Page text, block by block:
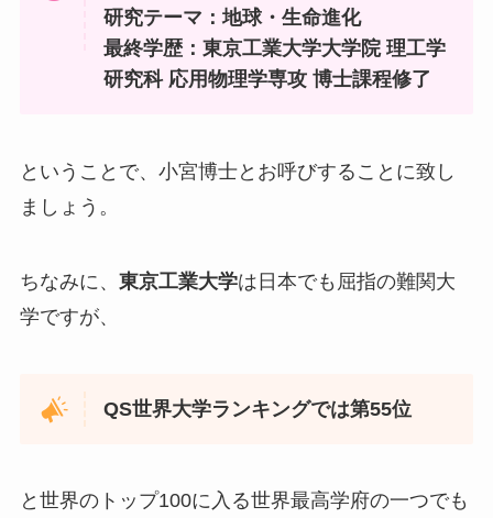
研究テーマ：地球・生命進化
最終学歴：東京工業大学大学院 理工学
研究科 応用物理学専攻 博士課程修了
ということで、小宮博士とお呼びすることに致し
ましょう。
ちなみに、 東京工業大学は日本でも屈指の難関大
学ですが、
QS世界大学ランキングでは第55位
と世界のトップ100に入る世界最高学府の一つでも